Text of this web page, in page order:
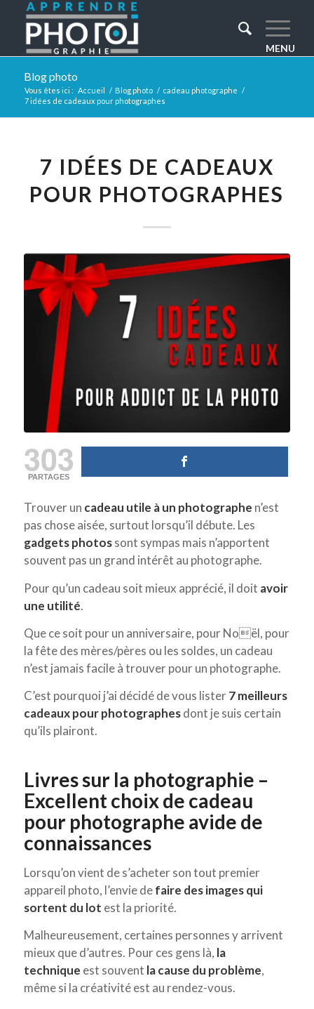
Blog photo
Vous êtes ici : Accueil / Blog photo / cadeau photographe /
7 idées de cadeaux pour photographes
7 IDÉES DE CADEAUX
POUR PHOTOGRAPHES
303
PARTAGES
Trouver un cadeau utile à un photographe n’est
pas chose aisée, surtout lorsqu’il débute. Les
gadgets photossont sympas mais n’apportent
souvent pas un grand intérêt au photographe.
Pour qu’un cadeau soit mieux apprécié, il doit avoir
une utilité.
Que ce soit pour un anniversaire, pour Noël, pour
la fête des mères/pères ou les soldes, un cadeau
n’est jamais facile à trouver pour un photographe.
C’est pourquoi j’ai décidé de vous lister7 meilleurs
cadeaux pour photographesdont je suis certain
qu’ils plairont.
Livres sur la photographie –
Excellent choix de cadeau
pour photographe avide de
connaissances
Lorsqu’on vient de s’acheter son tout premier
appareil photo, l’envie defaire des images qui
sortent du lot est la priorité.
Malheureusement, certaines personnes y arrivent
mieux que d’autres. Pour ces gens là, la
technique est souvent la cause du problème,
même si la créativité est au rendez-vous.